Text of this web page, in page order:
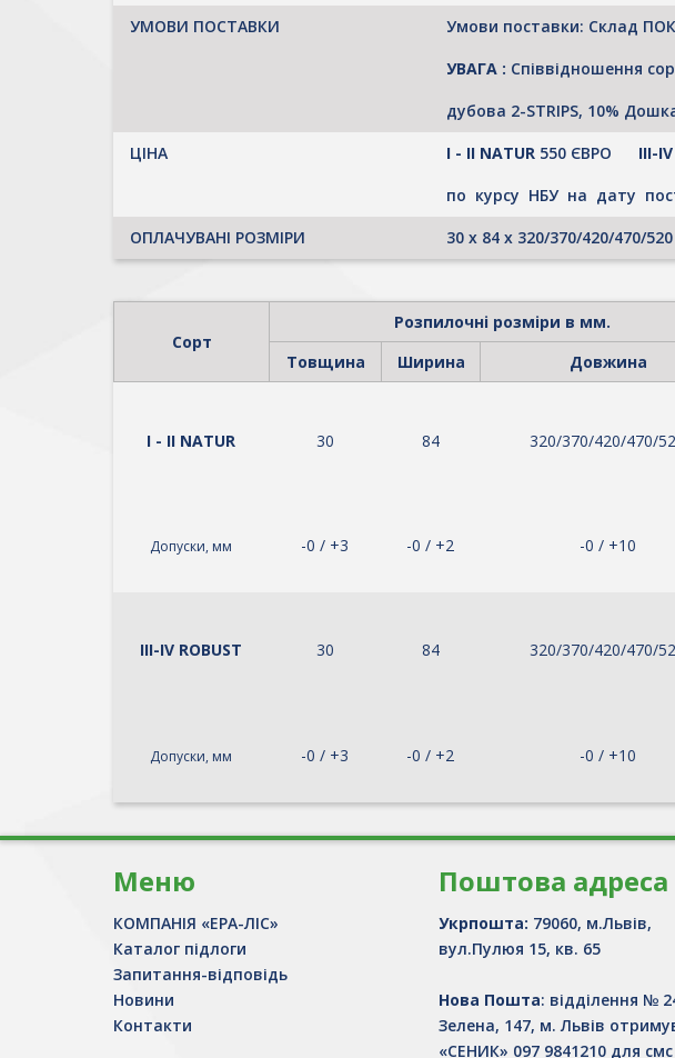
УМОВИ ПОСТАВКИ
Умови поставки: Склад
УВАГА : Співвідношення
дубова 2-STRIPS, 10%
ЦІНА
І - ІІ NATUR 550 ЄВРО ІІІ-
по курсу НБУ на дату
ОПЛАЧУВАНІ РОЗМІРИ
30 х 84 х 320/370/420/470/
Сорт
Розпилочні розміри в мм.
Товщина
Ширина Довжина
І - ІІ NATUR 30 84 320/370/420/470/
Допуски, мм -0 / +3 -0 / +2 -0 / +10
ІІІ-ІV ROBUST 30 84 320/370/420/470/
Допуски, мм -0 / +3 -0 / +2 -0 / +10
Меню
КОМПАНІЯ «ЕРА-ЛІС»
Каталог підлоги
Запитання-відповідь
Новини
Контакти
Поштова адреса
Укрпошта: 79060, м.Львів,
вул.Пулюя 15, кв. 65
Нова Пошта: відділення №
Зелена, 147, м. Львів
«СЕНИК» 097 9841210 для смс